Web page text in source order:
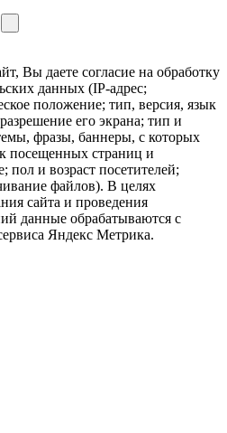
Вы даете согласие на обработку
данных (IP-адрес;
положение; тип, версия, язык
его экрана; тип и
фразы, баннеры, с которых
посещенных страниц и
пол и возраст посетителей;
файлов). В целях
сайта и проведения
данные обрабатываются с
Яндекс Метрика.